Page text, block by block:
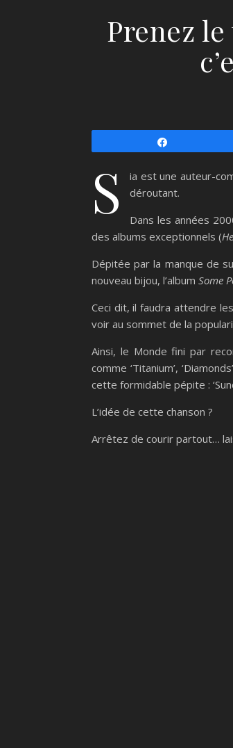
Prenez
S
ia est une auteur-
déroutant.
Dans les années
des albums exceptionnels (
Dépitée par la manque de
nouveau bijou, l’album Some
Ceci dit, il faudra attendre
voir au sommet de la
Ainsi, le Monde fini par
comme ‘Titanium’,
cette formidable pépite :
L’idée de cette chanson ?
Arrêtez de courir partout…